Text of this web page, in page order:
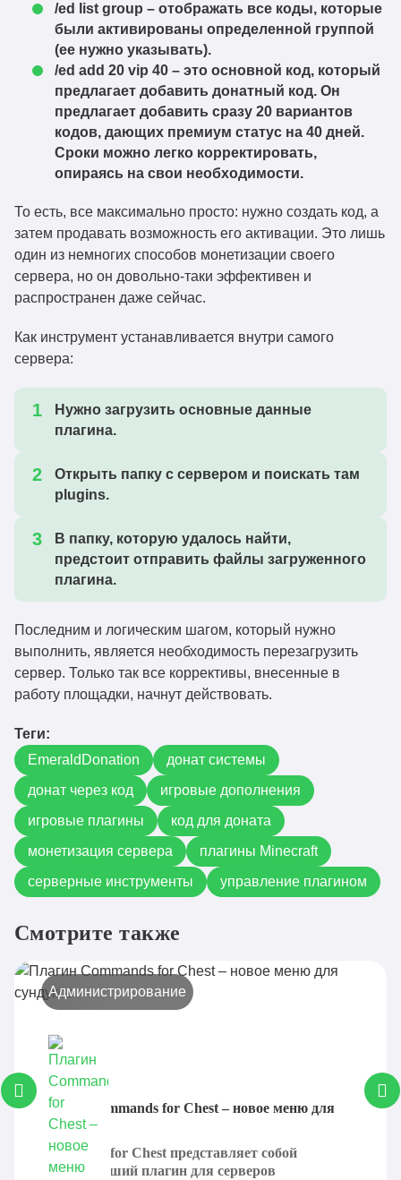
/ed list group – отображать все коды, которые
были активированы определенной группой
(ее нужно указывать).
/ed add 20 vip 40 – это основной код, который
предлагает добавить донатный код. Он
предлагает добавить сразу 20 вариантов
кодов, дающих премиум статус на 40 дней.
Сроки можно легко корректировать,
опираясь на свои необходимости.
То есть, все максимально просто: нужно создать код, а
затем продавать возможность его активации. Это лишь
один из немногих способов монетизации своего
сервера, но он довольно-таки эффективен и
распространен даже сейчас.
Как инструмент устанавливается внутри самого
сервера:
Нужно загрузить основные данные
плагина.
Открыть папку с сервером и поискать там
plugins.
В папку, которую удалось найти,
предстоит отправить файлы загруженного
плагина.
Последним и логическим шагом, который нужно
выполнить, является необходимость перезагрузить
сервер. Только так все коррективы, внесенные в
работу площадки, начнут действовать.
Теги:
EmeraldDonation
донат системы
донат через код
игровые дополнения
игровые плагины
код для доната
монетизация сервера
плагины Minecraft
серверные инструменты
управление плагином
Смотрите также
Администрирование
Плагин Commands for Chest – новое меню для
сундуков
Commands for Chest представляет собой
интереснейший плагин для серверов